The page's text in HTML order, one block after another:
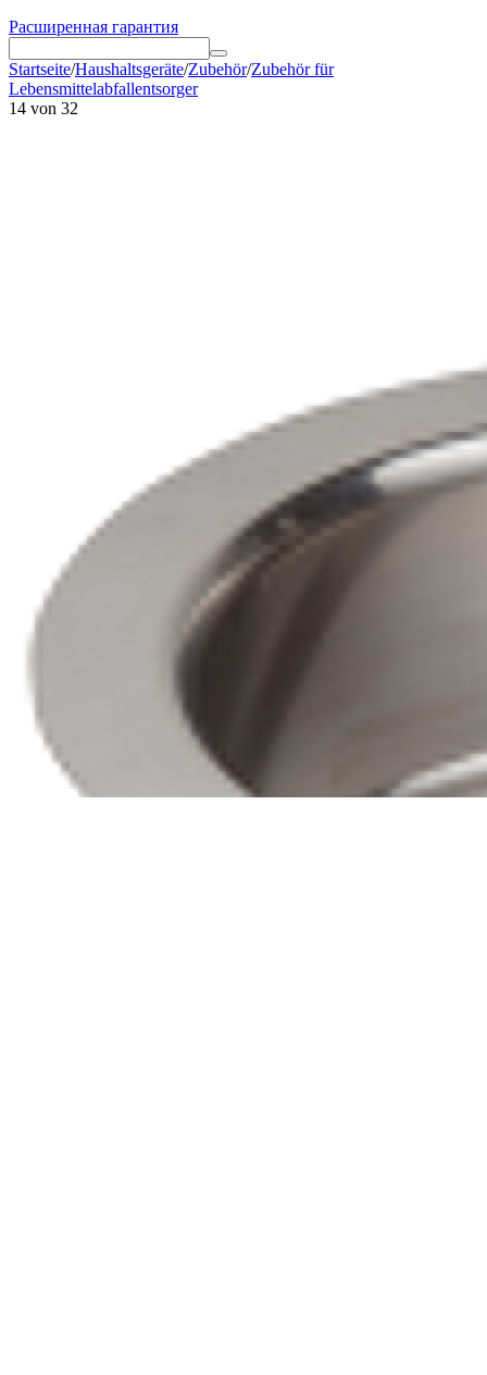
Расширенная гарантия
Startseite/Haushaltsgeräte/Zubehör/Zubehör für
Lebensmittelabfallentsorger
14 von 32